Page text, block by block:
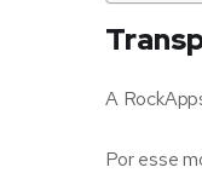
A
Por esse